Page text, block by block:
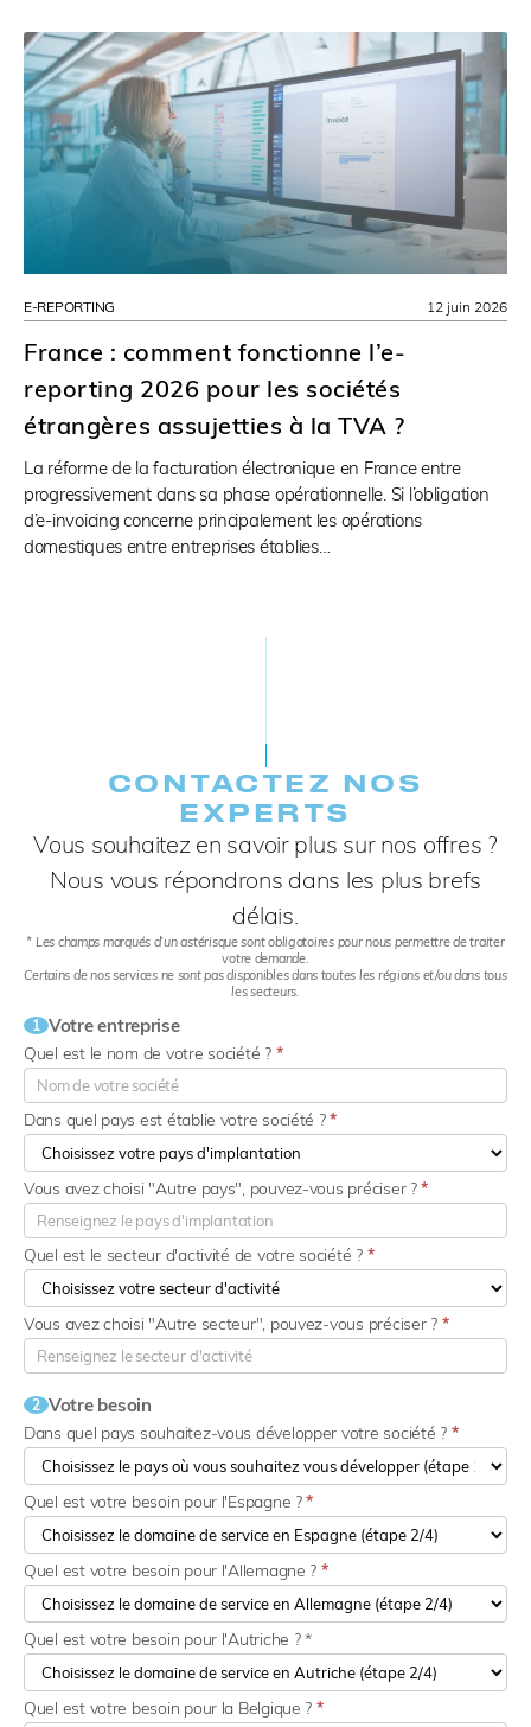
E-REPORTING
France : comment fonctionne l’e-
reporting 2026 pour les sociétés
étrangères assujetties à la TVA ?
La réforme de la facturation électronique en France entre
progressivement dans sa phase opérationnelle. Si l’obligation
d’e-invoicing concerne principalement les opérations
domestiques entre entreprises établies…
12 juin 2026
CONTACTEZ NOS
EXPERTS​
Vous souhaitez en savoir plus sur nos offres ?
Nous vous répondrons dans les plus brefs
délais.
* Les champs marqués d’un astérisque sont obligatoires pour nous permettre de traiter
votre demande.
Certains de nos services ne sont pas disponibles dans toutes les régions et/ou dans tous
les secteurs.
1 Votre entreprise
Quel est le nom de votre société ? *
Dans quel pays est établie votre société ?*
Quel est le secteur d'activité de votre société ? *
Vous avez choisi "Autre pays", pouvez-vous préciser ?*
Vous avez choisi "Autre secteur", pouvez-vous préciser ? *
2 Votre besoin
Dans quel pays souhaitez-vous développer votre société ? *
Quel est votre besoin pour l'Espagne ?*
Quel est votre besoin pour l'Allemagne ? *
Quel est votre besoin pour l'Autriche ? *
Quel est votre besoin pour la Belgique ? *